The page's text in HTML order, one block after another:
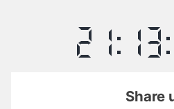
Share